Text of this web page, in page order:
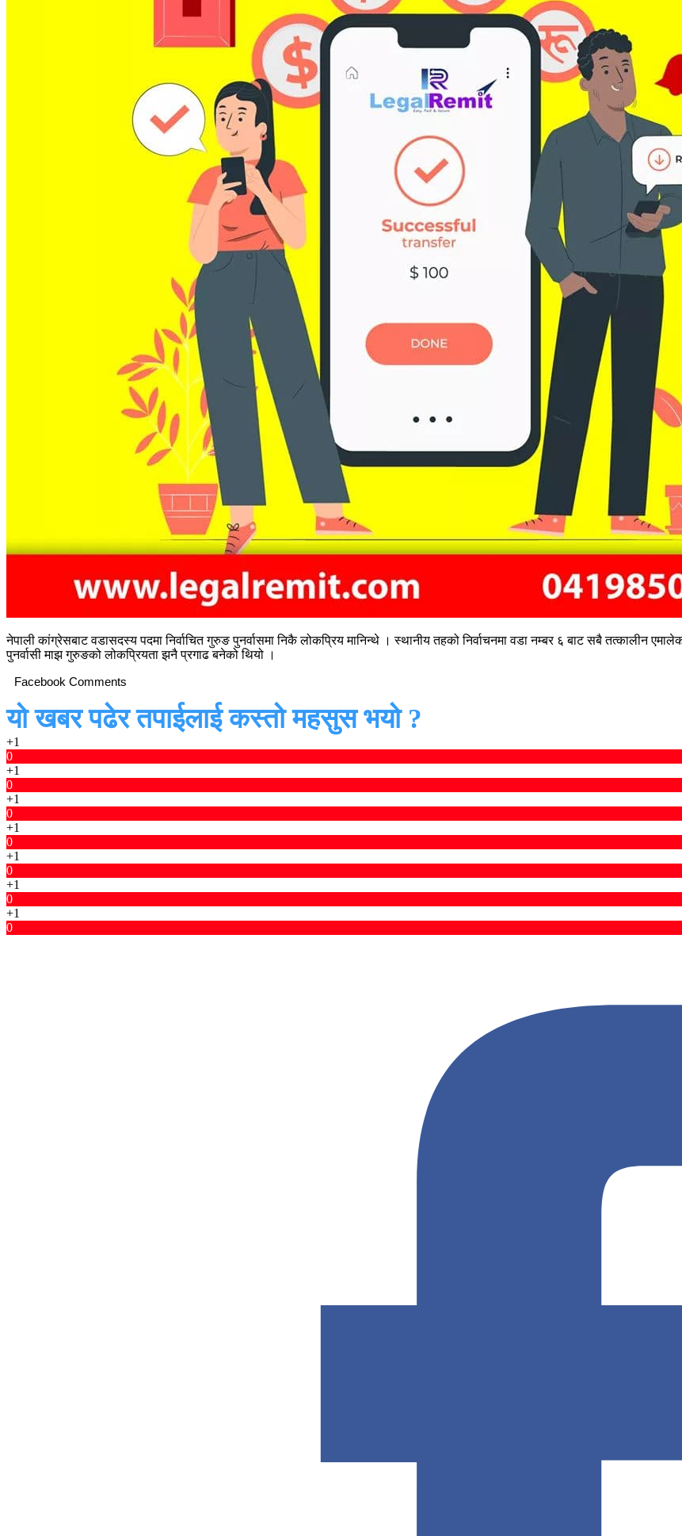
नेपाली कांग्रेसबाट वडासदस्य पदमा निर्वाचित गुरुङ पुनर्वासमा निकै लोकप्रिय मानिन्थे । स्थानीय तहको निर्वाचनमा वडा नम्बर ६ बाट सबै तत्कालीन
पुनर्वासी माझ गुरुङको लोकप्रियता झनै प्रगाढ बनेको थियो ।
Facebook Comments
यो खबर पढेर तपाईलाई कस्तो महसुस भयो ?
+1
0
+1
0
+1
0
+1
0
+1
0
+1
0
+1
0